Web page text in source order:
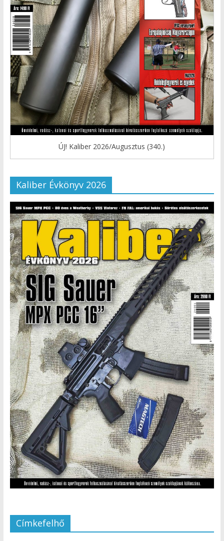
ÚJ! Kaliber 2026/Augusztus (340.)
Kaliber Évkönyv 2026
Címkefelhő